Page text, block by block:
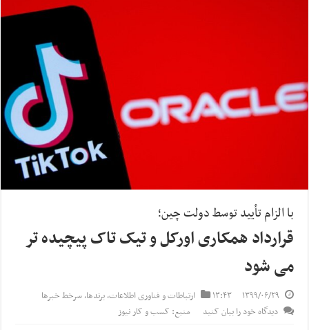
با الزام تأیید توسط دولت چین؛
قرارداد همکاری اورکل و تیک تاک پیچیده تر
می شود
۱۳۹۹/۰۶/۲۹ ۱۳:۴۳ ارتباطات و فناوری اطلاعات,برندها,سرخط خبرها
دیدگاه خود را بیان کنید
منبع: کسب و کار نیوز